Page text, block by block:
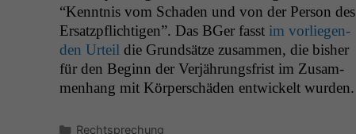
“Ken­nt­nis vom Schaden und von der Per­son des
Ersatzpflichti­gen”. Das BGer fasst im vor­liegen­
den Urteil die Grund­sätze zusam­men, die bish­er
für den Beginn der Ver­jährungs­frist im Zusam­
men­hang mit Kör­per­schä­den entwick­elt wurden.
Kategorien
Rechtsprechung